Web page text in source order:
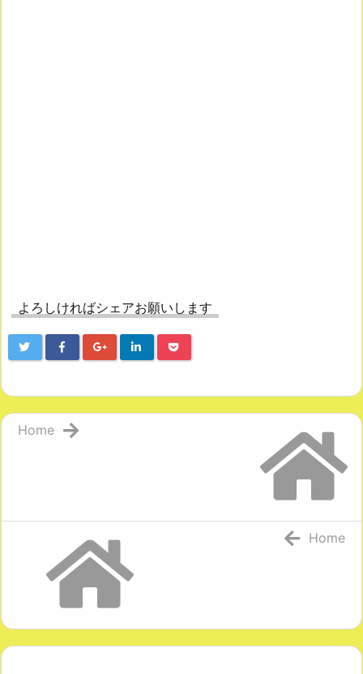
よろしければシェアお願いします
Home
Home